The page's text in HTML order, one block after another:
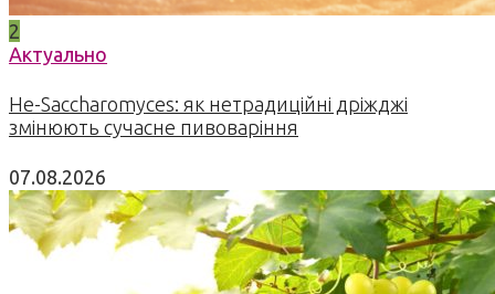
2
Актуально
Не-Saccharomyces: як нетрадиційні дріжджі
змінюють сучасне пивоваріння
07.08.2026